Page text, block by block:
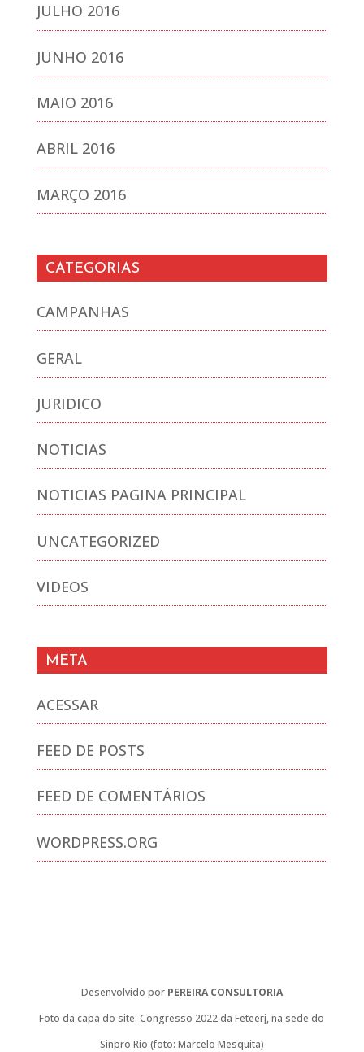
JULHO 2016
JUNHO 2016
MAIO 2016
ABRIL 2016
MARÇO 2016
CATEGORIAS
CAMPANHAS
GERAL
JURIDICO
NOTICIAS
NOTICIAS PAGINA PRINCIPAL
UNCATEGORIZED
VIDEOS
META
ACESSAR
FEED DE POSTS
FEED DE COMENTÁRIOS
WORDPRESS.ORG
Desenvolvido por PEREIRA CONSULTORIA
Foto da capa do site: Congresso 2022 da Feteerj, na sede do
Sinpro Rio (foto: Marcelo Mesquita)